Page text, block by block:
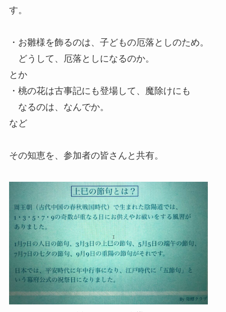
す。
・お雛様を飾るのは、子どもの厄落としのため。
どうして、厄落としになるのか。
とか
・桃の花は古事記にも登場して、魔除けにも
なるのは、なんでか。
など
その知恵を、参加者の皆さんと共有。